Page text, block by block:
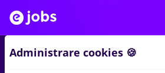
Administrare cookies 🍪